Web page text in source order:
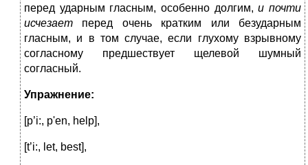
перед ударным гласным, особенно долгим,и почти
исчезает перед очень кратким или безудар­ным
гласным, и в том случае, если глухому взрывному
согласному предшествует щелевой шумный
согласный.
Упражнение:
[p’i:, p'en, help],
[t’i:, let, best],